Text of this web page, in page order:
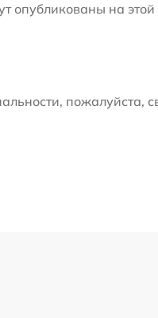
на этой
пожалуйста,